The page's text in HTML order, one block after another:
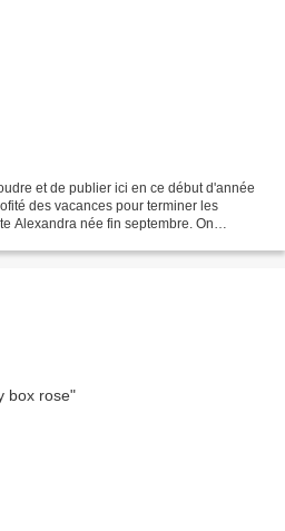
et de publier ici en ce début d'année
des vacances pour terminer les
Alexandra née fin septembre. On